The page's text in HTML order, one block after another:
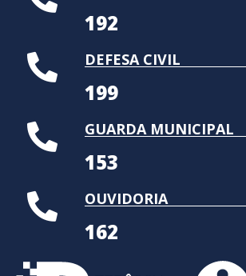
192
DEFESA CIVIL
199
GUARDA MUNICIPAL
153
OUVIDORIA
162